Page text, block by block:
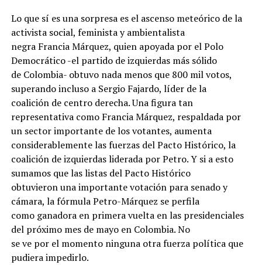
Lo que sí es una sorpresa es el ascenso meteórico de la
activista social, feminista y ambientalista
negra Francia Márquez, quien apoyada por el Polo
Democrático -el partido de izquierdas más sólido
de Colombia- obtuvo nada menos que 800 mil votos,
superando incluso a Sergio Fajardo, líder de la
coalición de centro derecha. Una figura tan
representativa como Francia Márquez, respaldada por
un sector importante de los votantes, aumenta
considerablemente las fuerzas del Pacto Histórico, la
coalición de izquierdas liderada por Petro. Y si a esto
sumamos que las listas del Pacto Histórico
obtuvieron una importante votación para senado y
cámara, la fórmula Petro-Márquez se perfila
como ganadora en primera vuelta en las presidenciales
del próximo mes de mayo en Colombia. No
se ve por el momento ninguna otra fuerza política que
pudiera impedirlo.